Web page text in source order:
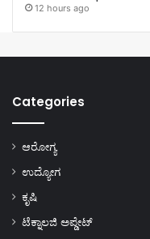
12 hours ago
Categories
ಆರೋಗ್ಯ
ಉದ್ಯೋಗ
ಕೃಷಿ
ಟೆಕ್ನಾಲಜಿ ಅಪ್ಡೇಟ್